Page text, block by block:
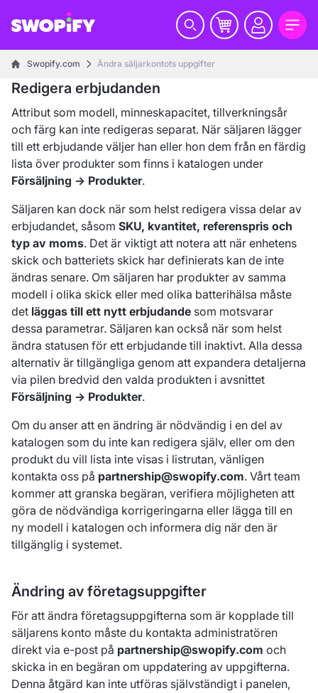
Swopify.com Ändra säljarkontots uppgifter
Redigera erbjudanden
Attribut som modell, minneskapacitet, tillverkningsår
och färg kan inte redigeras separat. När säljaren lägger
till ett erbjudande väljer han eller hon dem från en färdig
lista över produkter som finns i katalogen under
Försäljning → Produkter.
Säljaren kan dock när som helst redigera vissa delar av
erbjudandet, såsom SKU, kvantitet, referenspris och
typ av moms. Det är viktigt att notera att när enhetens
skick och batteriets skick har definierats kan de inte
ändras senare. Om säljaren har produkter av samma
modell i olika skick eller med olika batterihälsa måste
det läggas till ett nytt erbjudande som motsvarar
dessa parametrar. Säljaren kan också när som helst
ändra statusen för ett erbjudande till inaktivt. Alla dessa
alternativ är tillgängliga genom att expandera detaljerna
via pilen bredvid den valda produkten i avsnittet
Försäljning → Produkter.
Om du anser att en ändring är nödvändig i en del av
katalogen som du inte kan redigera själv, eller om den
produkt du vill lista inte visas i listrutan, vänligen
kontakta oss på partnership@swopify.com. Vårt team
kommer att granska begäran, verifiera möjligheten att
göra de nödvändiga korrigeringarna eller lägga till en
ny modell i katalogen och informera dig när den är
tillgänglig i systemet.
Ändring av företagsuppgifter
För att ändra företagsuppgifterna som är kopplade till
säljarens konto måste du kontakta administratören
direkt via e-post på partnership@swopify.com och
skicka in en begäran om uppdatering av uppgifterna.
Denna åtgärd kan inte utföras självständigt i panelen,